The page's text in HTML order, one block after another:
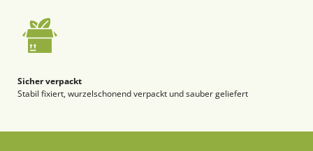
Sicher verpackt
Stabil fixiert, wurzelschonend verpackt und sauber geliefert